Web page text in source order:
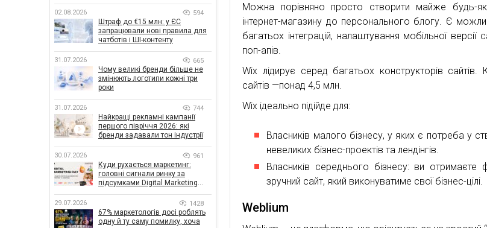
Можна порівняно просто створити майже будь-
інтернет-магазину до персонального блогу. Є
багатьох інтеграцій, налаштування мобільної версії
поп-апів.
Wix лідирує серед багатьох конструкторів сайтів.
сайтів —понад 4,5 млн.
Wix ідеально підійде для:
Власників малого бізнесу, у яких є потреба у
невеликих бізнес-проектів та лендінгів.
Власників середнього бізнесу: ви отримаєте
зручний сайт, який виконуватиме свої бізнес-цілі.
Weblium
02.08.2026 594
Штраф до €15 млн: у ЄС
запрацювали нові правила для
чатботів і ШІ-контенту
31.07.2026 665
Чому великі бренди більше не
змінюють логотипи кожні три
роки
31.07.2026 744
Найкращі рекламні кампанії
першого півріччя 2026: які
бренди задавали тон індустрії
30.07.2026 961
Куди рухається маркетинг:
головні сигнали ринку за
підсумками Digital Marketing
29.07.2026 1428
67% маркетологів досі роблять
одну й ту саму помилку, хоча